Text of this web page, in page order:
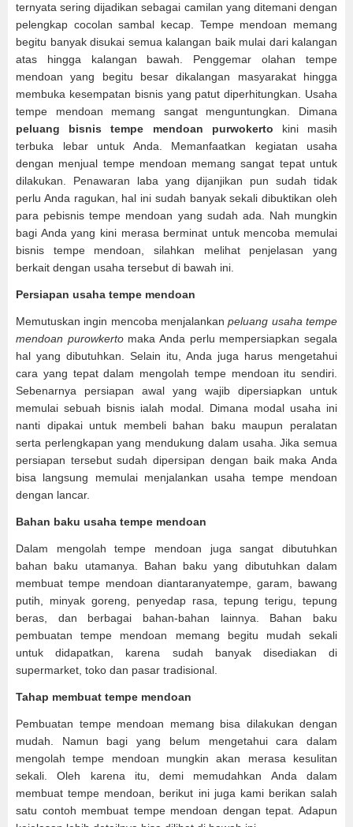
ternyata sering dijadikan sebagai camilan yang ditemani dengan
pelengkap cocolan sambal kecap. Tempe mendoan memang
begitu banyak disukai semua kalangan baik mulai dari kalangan
atas hingga kalangan bawah. Penggemar olahan tempe
mendoan yang begitu besar dikalangan masyarakat hingga
membuka kesempatan bisnis yang patut diperhitungkan. Usaha
tempe mendoan memang sangat menguntungkan. Dimana
peluang bisnis tempe mendoan purwokerto kini masih
terbuka lebar untuk Anda. Memanfaatkan kegiatan usaha
dengan menjual tempe mendoan memang sangat tepat untuk
dilakukan. Penawaran laba yang dijanjikan pun sudah tidak
perlu Anda ragukan, hal ini sudah banyak sekali dibuktikan oleh
para pebisnis tempe mendoan yang sudah ada. Nah mungkin
bagi Anda yang kini merasa berminat untuk mencoba memulai
bisnis tempe mendoan, silahkan melihat penjelasan yang
berkait dengan usaha tersebut di bawah ini.
Persiapan usaha tempe mendoan
Memutuskan ingin mencoba menjalankanpeluang usaha tempe
mendoan purowkertomaka Anda perlu mempersiapkan segala
hal yang dibutuhkan. Selain itu, Anda juga harus mengetahui
cara yang tepat dalam mengolah tempe mendoan itu sendiri.
Sebenarnya persiapan awal yang wajib dipersiapkan untuk
memulai sebuah bisnis ialah modal. Dimana modal usaha ini
nanti dipakai untuk membeli bahan baku maupun peralatan
serta perlengkapan yang mendukung dalam usaha. Jika semua
persiapan tersebut sudah dipersipan dengan baik maka Anda
bisa langsung memulai menjalankan usaha tempe mendoan
dengan lancar.
Bahan baku usaha tempe mendoan
Dalam mengolah tempe mendoan juga sangat dibutuhkan
bahan baku utamanya. Bahan baku yang dibutuhkan dalam
membuat tempe mendoan diantaranyatempe, garam, bawang
putih, minyak goreng, penyedap rasa, tepung terigu, tepung
beras, dan berbagai bahan-bahan lainnya. Bahan baku
pembuatan tempe mendoan memang begitu mudah sekali
untuk didapatkan, karena sudah banyak disediakan di
supermarket, toko dan pasar tradisional.
Tahap membuat tempe mendoan
Pembuatan tempe mendoan memang bisa dilakukan dengan
mudah. Namun bagi yang belum mengetahui cara dalam
mengolah tempe mendoan mungkin akan merasa kesulitan
sekali. Oleh karena itu, demi memudahkan Anda dalam
membuat tempe mendoan, berikut ini juga kami berikan salah
satu contoh membuat tempe mendoan dengan tepat. Adapun